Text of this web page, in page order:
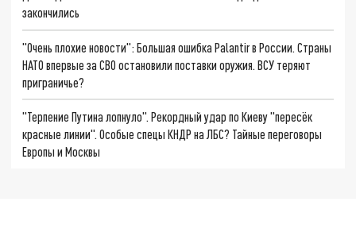
закончились
"Очень плохие новости": Большая ошибка Palantir в России. Страны
НАТО впервые за СВО остановили поставки оружия. ВСУ теряют
приграничье?
"Терпение Путина лопнуло". Рекордный удар по Киеву "пересёк
красные линии". Особые спецы КНДР на ЛБС? Тайные переговоры
Европы и Москвы